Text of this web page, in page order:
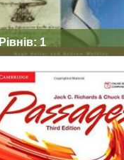
Рівнів: 1
PASSAGES 3RD
EDITION